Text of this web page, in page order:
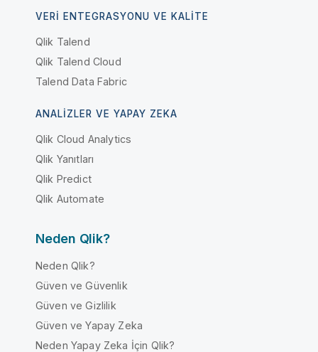
VERI ENTEGRASYONU VE KALITE
Qlik Talend
Qlik Talend Cloud
Talend Data Fabric
ANALIZLER VE YAPAY ZEKA
Qlik Cloud Analytics
Qlik Yanıtları
Qlik Predict
Qlik Automate
Neden Qlik?
Neden Qlik?
Güven ve Güvenlik
Güven ve Gizlilik
Güven ve Yapay Zeka
Neden Yapay Zeka İçin Qlik?